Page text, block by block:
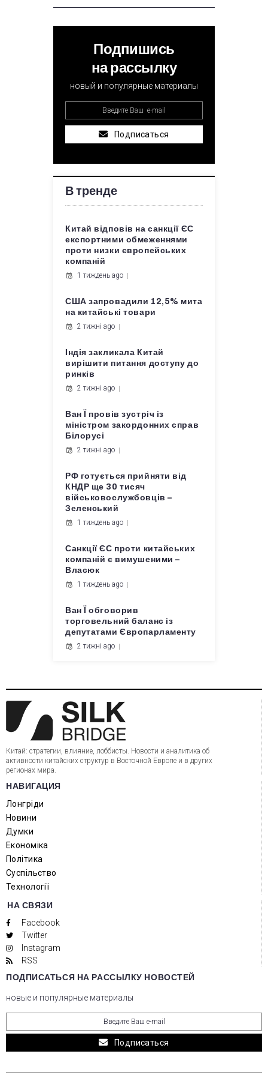
Подпишись
на рассылку
новый и популярные материалы
Подписаться
В тренде
Китай відповів на санкції ЄС
експортними обмеженнями
проти низки європейських
компаній
1 тиждень ago
США запровадили 12,5% мита
на китайські товари
2 тижні ago
Індія закликала Китай
вирішити питання доступу до
ринків
2 тижні ago
Ван Ї провів зустріч із
міністром закордонних справ
Білорусі
2 тижні ago
РФ готується прийняти від
КНДР ще 30 тисяч
військовослужбовців –
Зеленський
1 тиждень ago
Санкції ЄС проти китайських
компаній є вимушеними –
Власюк
1 тиждень ago
Ван Ї обговорив
торговельний баланс із
депутатами Європарламенту
2 тижні ago
Китай: стратегии, влияние, лоббисты. Новости и аналитика об
активности китайских структур в Восточной Европе и в других
регионах мира.
НАВИГАЦИЯ
Лонгріди
Новини
Думки
Економіка
Політика
Суспільство
Технології
НА СВЯЗИ
Facebook
Twitter
Instagram
RSS
ПОДПИСАТЬСЯ НА РАССЫЛКУ НОВОСТЕЙ
новые и популярные материалы
Подписаться